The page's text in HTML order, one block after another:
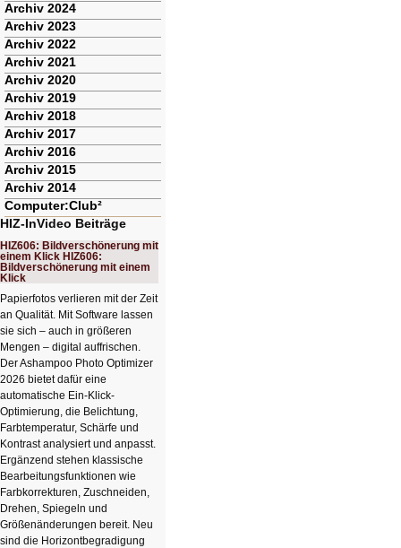
Archiv 2024
Archiv 2023
Archiv 2022
Archiv 2021
Archiv 2020
Archiv 2019
Archiv 2018
Archiv 2017
Archiv 2016
Archiv 2015
Archiv 2014
Computer:Club²
HIZ-InVideo Beiträge
HIZ606: Bildverschönerung mit
einem Klick HIZ606:
Bildverschönerung mit einem
Klick
Papierfotos verlieren mit der Zeit
an Qualität. Mit Software lassen
sie sich – auch in größeren
Mengen – digital auffrischen.
Der Ashampoo Photo Optimizer
2026 bietet dafür eine
automatische Ein-Klick-
Optimierung, die Belichtung,
Farbtemperatur, Schärfe und
Kontrast analysiert und anpasst.
Ergänzend stehen klassische
Bearbeitungsfunktionen wie
Farbkorrekturen, Zuschneiden,
Drehen, Spiegeln und
Größenänderungen bereit. Neu
sind die Horizontbegradigung